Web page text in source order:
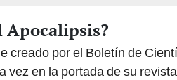
Apocalipsis?
creado por el Boletín de
vez en la portada de su